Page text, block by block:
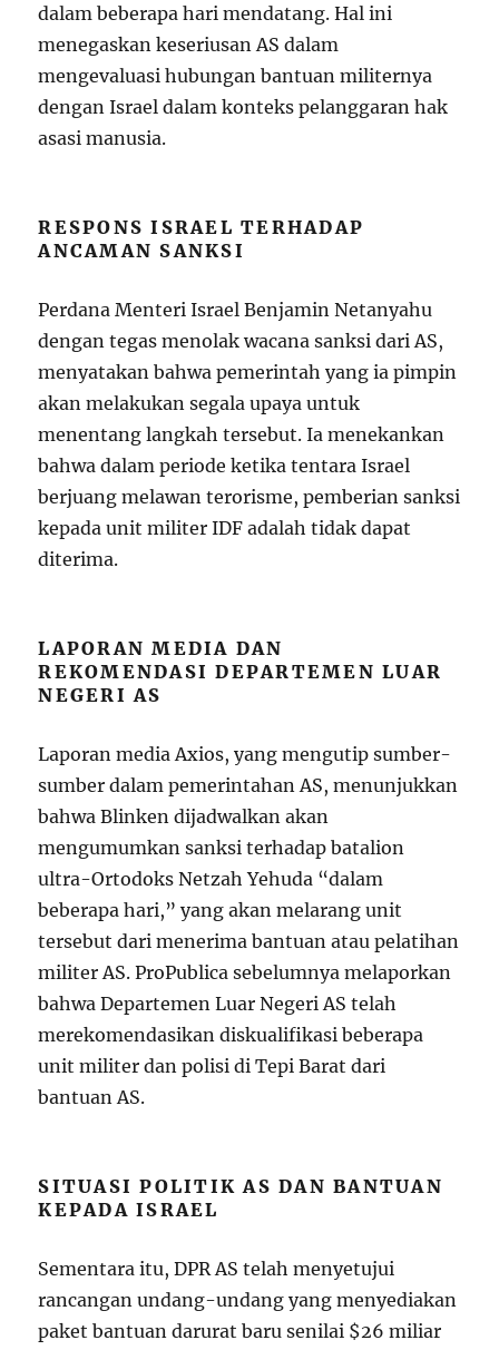
dalam beberapa hari mendatang. Hal ini
menegaskan keseriusan AS dalam
mengevaluasi hubungan bantuan militernya
dengan Israel dalam konteks pelanggaran hak
asasi manusia.
RESPONS ISRAEL TERHADAP
ANCAMAN SANKSI
Perdana Menteri Israel Benjamin Netanyahu
dengan tegas menolak wacana sanksi dari AS,
menyatakan bahwa pemerintah yang ia pimpin
akan melakukan segala upaya untuk
menentang langkah tersebut. Ia menekankan
bahwa dalam periode ketika tentara Israel
berjuang melawan terorisme, pemberian sanksi
kepada unit militer IDF adalah tidak dapat
diterima.
LAPORAN MEDIA DAN
REKOMENDASI DEPARTEMEN LUAR
NEGERI AS
Laporan media Axios, yang mengutip sumber-
sumber dalam pemerintahan AS, menunjukkan
bahwa Blinken dijadwalkan akan
mengumumkan sanksi terhadap batalion
ultra-Ortodoks Netzah Yehuda “dalam
beberapa hari,” yang akan melarang unit
tersebut dari menerima bantuan atau pelatihan
militer AS. ProPublica sebelumnya melaporkan
bahwa Departemen Luar Negeri AS telah
merekomendasikan diskualifikasi beberapa
unit militer dan polisi di Tepi Barat dari
bantuan AS.
SITUASI POLITIK AS DAN BANTUAN
KEPADA ISRAEL
Sementara itu, DPR AS telah menyetujui
rancangan undang-undang yang menyediakan
paket bantuan darurat baru senilai $26 miliar